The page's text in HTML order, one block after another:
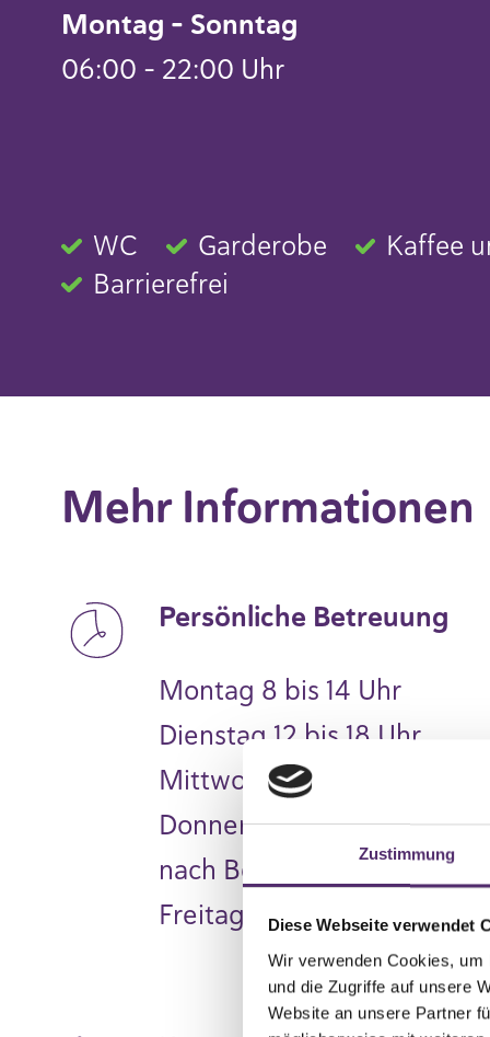
Zustimmung
Diese Webseite verwendet
Wir verwenden Cookies,
und die Zugriffe auf unsere
Website an unsere Partner
Montag – Sonntag
06:00 – 22:00 Uhr
WC Garderobe Kaffee
Barrierefrei
Mehr Informationen
Persönliche Betreuung
Montag 8 bis 14 Uhr
Dienstag 12 bis 18 Uhr
Mittwoch 8 bis 14 Uhr
Donnerstag 8 bis 12 Uhr,
nach Bedarf
Freitag 8 bis 14 Uhr